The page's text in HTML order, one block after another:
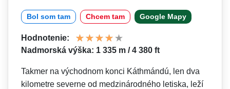
Bol som tam Chcem tam Google Mapy
Hodnotenie:
Nadmorská výška: 1 335 m / 4 380 ft
Takmer na východnom konci Káthmándú, len dva
kilometre severne od medzinárodného letiska, leží